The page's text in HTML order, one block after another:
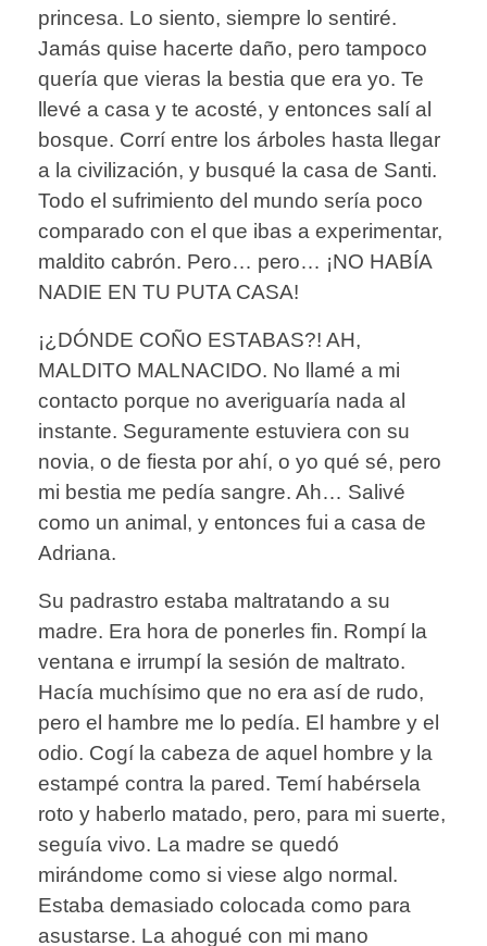
princesa. Lo siento, siempre lo sentiré.
Jamás quise hacerte daño, pero tampoco
quería que vieras la bestia que era yo. Te
llevé a casa y te acosté, y entonces salí al
bosque. Corrí entre los árboles hasta llegar
a la civilización, y busqué la casa de Santi.
Todo el sufrimiento del mundo sería poco
comparado con el que ibas a experimentar,
maldito cabrón. Pero… pero… ¡NO HABÍA
NADIE EN TU PUTA CASA!
¡¿DÓNDE COÑO ESTABAS?! AH,
MALDITO MALNACIDO. No llamé a mi
contacto porque no averiguaría nada al
instante. Seguramente estuviera con su
novia, o de fiesta por ahí, o yo qué sé, pero
mi bestia me pedía sangre. Ah… Salivé
como un animal, y entonces fui a casa de
Adriana.
Su padrastro estaba maltratando a su
madre. Era hora de ponerles fin. Rompí la
ventana e irrumpí la sesión de maltrato.
Hacía muchísimo que no era así de rudo,
pero el hambre me lo pedía. El hambre y el
odio. Cogí la cabeza de aquel hombre y la
estampé contra la pared. Temí habérsela
roto y haberlo matado, pero, para mi suerte,
seguía vivo. La madre se quedó
mirándome como si viese algo normal.
Estaba demasiado colocada como para
asustarse. La ahogué con mi mano